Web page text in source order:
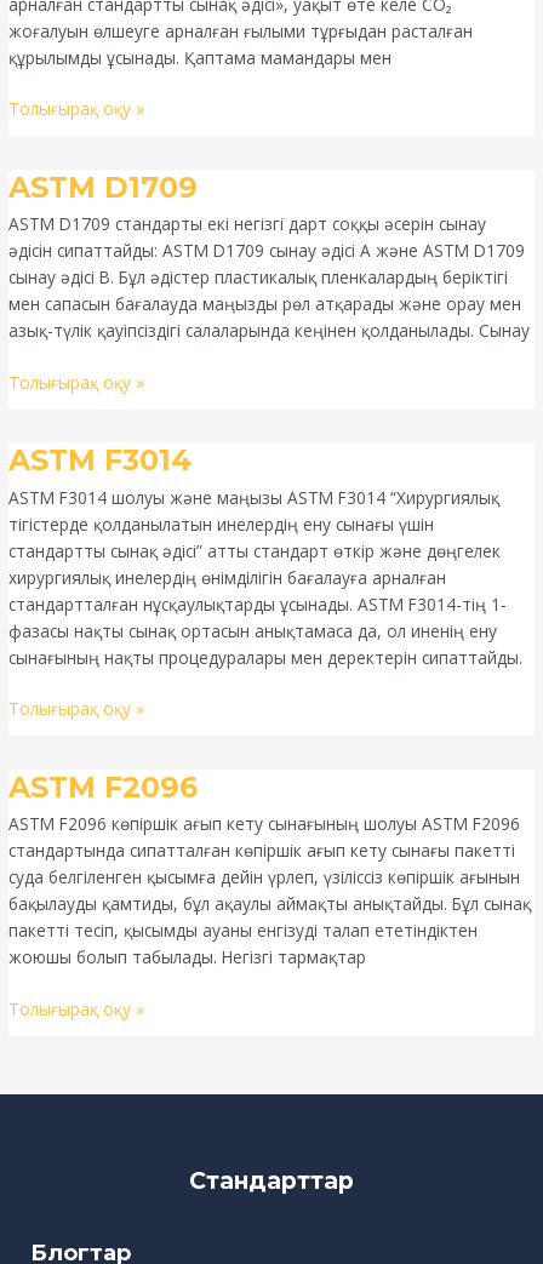
жоғалуын өлшеуге арналған ғылыми тұрғыдан расталған
құрылымды ұсынады. Қаптама мамандары мен
Толығырақ оқу »
ASTM D1709
ASTM D1709 стандарты екі негізгі дарт соққы әсерін сынау
әдісін сипаттайды: ASTM D1709 сынау әдісі A және ASTM D1709
сынау әдісі B. Бұл әдістер пластикалық пленкалардың беріктігі
мен сапасын бағалауда маңызды рөл атқарады және орау мен
азық-түлік қауіпсіздігі салаларында кеңінен қолданылады. Сынау
ASTM
Толығырақ оқу »
ASTM F3014
ASTM F3014 шолуы және маңызы ASTM F3014 “Хирургиялық
тігістерде қолданылатын инелердің ену сынағы үшін
стандартты сынақ әдісі” атты стандарт өткір және дөңгелек
хирургиялық инелердің өнімділігін бағалауға арналған
стандартталған нұсқаулықтарды ұсынады. ASTM F3014-тің 1-
фазасы нақты сынақ ортасын анықтамаса да, ол иненің ену
сынағының нақты процедуралары мен деректерін сипаттайды.
ASTM
Толығырақ оқу »
ASTM F2096
ASTM F2096 көпіршік ағып кету сынағының шолуы ASTM F2096
стандартында сипатталған көпіршік ағып кету сынағы пакетті
суда белгіленген қысымға дейін үрлеп, үзіліссіз көпіршік ағынын
бақылауды қамтиды, бұл ақаулы аймақты анықтайды. Бұл сынақ
пакетті тесіп, қысымды ауаны енгізуді талап ететіндіктен
жоюшы болып табылады. Негізгі тармақтар
ASTM
Толығырақ оқу »
Стандарттар
Блогтар